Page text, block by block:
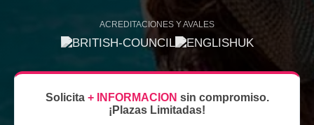
ACREDITACIONES Y AVALES
Solicita + INFORMACION sin compromiso.
¡Plazas Limitadas!